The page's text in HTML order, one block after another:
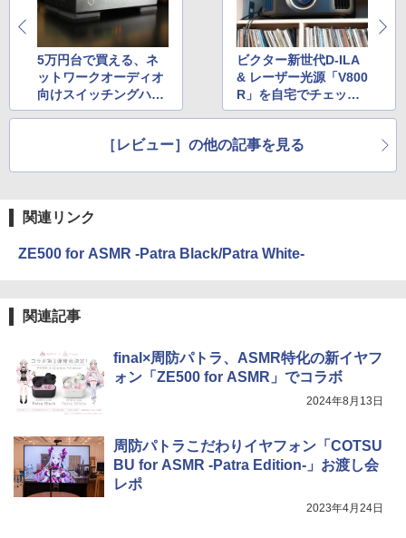
5万円台で買える、ネ
ットワークオーディオ
向けスイッチングハブ
Silent Angel「N8」を
ビクター新世代D-ILA
& レーザー光源「V800
R」を自宅でチェッ
ク。V9Rからの進化に
［レビュー］の他の記事を見る
関連リンク
ZE500 for ASMR -Patra Black/Patra White-
関連記事
final×周防パトラ、ASMR特化の新イヤフ
ォン「ZE500 for ASMR」でコラボ
2024年8月13日
周防パトラこだわりイヤフォン「COTSU
BU for ASMR -Patra Edition-」お渡し会
レポ
2023年4月24日